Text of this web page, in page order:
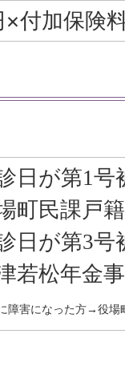
付加保険
日が第1号
町民課戸
日が第3号
若松年金
障害になった方→ 役場